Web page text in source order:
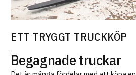
ETT TRYGGT TRUCKKÖP
Begagnade truckar